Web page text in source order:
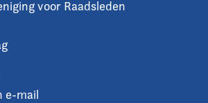
voor Raadsleden
e-mail